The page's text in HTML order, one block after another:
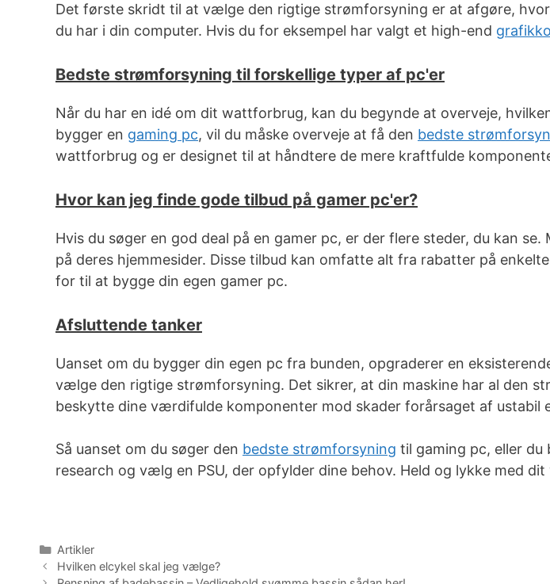
Det første skridt til at vælge den rigtige strømforsyning er at afgøre,
du har i din computer. Hvis du for eksempel har valgt et high-end
Bedste strømforsyning til forskellige typer af pc'er
Når du har en idé om dit wattforbrug, kan du begynde at overveje,
bygger en gaming pc, vil du måske overveje at få den bedste
wattforbrug og er designet til at håndtere de mere kraftfulde
Hvor kan jeg finde gode tilbud på gamer pc'er?
Hvis du søger en god deal på en gamer pc, er der flere steder, du kan
på deres hjemmesider. Disse tilbud kan omfatte alt fra rabatter på
for til at bygge din egen gamer pc.
Afsluttende tanker
Uanset om du bygger din egen pc fra bunden, opgraderer en
vælge den rigtige strømforsyning. Det sikrer, at din maskine har al den
beskytte dine værdifulde komponenter mod skader forårsaget af ustabil
Så uanset om du søger den bedste strømforsyning til gaming pc, eller du
research og vælg en PSU, der opfylder dine behov. Held og lykke med dit
Kategorier
Artikler
Hvilken elcykel skal jeg vælge?